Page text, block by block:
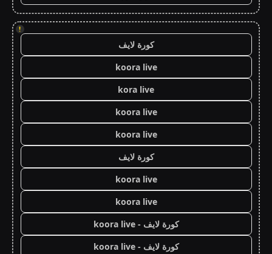
!
كورة لايف
koora live
kora live
koora live
koora live
كورة لايف
koora live
koora live
كورة لايف - koora live
كورة لايف - koora live